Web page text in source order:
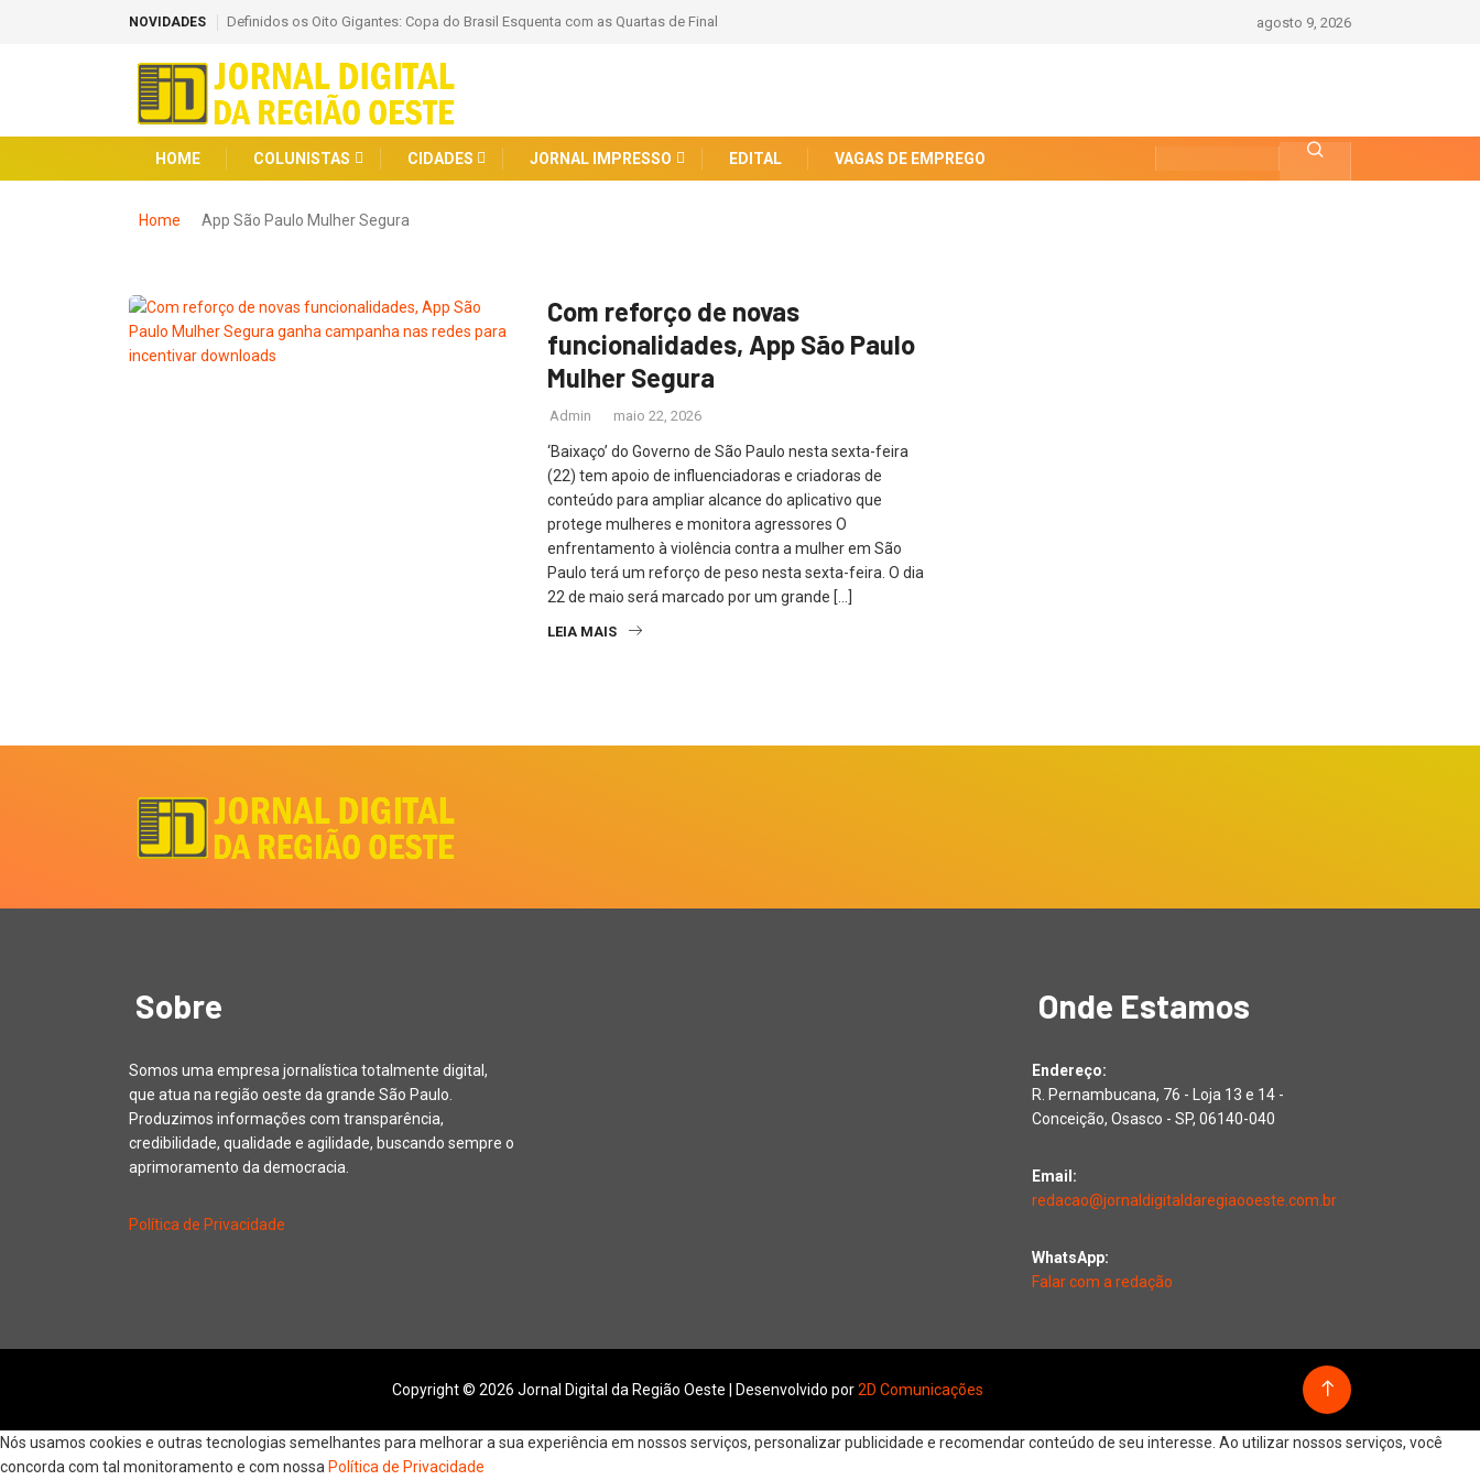
NOVIDADES Definidos os Oito Gigantes: Copa do Brasil Esquenta com as Quartas de Final agosto 9, 2026
HOME COLUNISTAS CIDADES JORNAL IMPRESSO EDITAL VAGAS DE EMPREGO
Home App São Paulo Mulher Segura
Com reforço de novas
funcionalidades, App São Paulo
Mulher Segura
Admin maio 22, 2026
‘Baixaço’ do Governo de São Paulo nesta sexta-feira
(22) tem apoio de influenciadoras e criadoras de
conteúdo para ampliar alcance do aplicativo que
protege mulheres e monitora agressores O
enfrentamento à violência contra a mulher em São
Paulo terá um reforço de peso nesta sexta-feira. O dia
22 de maio será marcado por um grande […]
LEIA MAIS
Sobre
Somos uma empresa jornalística totalmente digital,
que atua na região oeste da grande São Paulo.
Produzimos informações com transparência,
credibilidade, qualidade e agilidade, buscando sempre o
aprimoramento da democracia.
Política de Privacidade
Onde Estamos
Endereço:
R. Pernambucana, 76 - Loja 13 e 14 -
Conceição, Osasco - SP, 06140-040
Email:
redacao@jornaldigitaldaregiaooeste.com.br
WhatsApp:
Falar com a redação
Copyright © 2026 Jornal Digital da Região Oeste | Desenvolvido por2D Comunicações
Nós usamos cookies e outras tecnologias semelhantes para melhorar a sua experiência em nossos serviços, personalizar publicidade e recomendar conteúdo de seu interesse. Ao utilizar nossos serviços, você
concorda com tal monitoramento e com nossa Política de Privacidade